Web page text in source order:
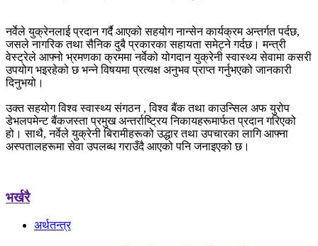
नर्वेले युक्रेनलाई प्रदान गर्दै आएको सहयोग नान्सेन कार्यक्रम अन्तर्गत पर्दछ,
जसले नागरिक तथा सैनिक दुबै प्रकारका सहायता समेट्ने गर्दछ। मन्त्री
वेस्ट्रेले आफ्नो भ्रमणका क्रममा नर्वेको योगदान युक्रेनी स्वास्थ्य सेवामा कसरी
उपयोग भइरहेको छ भन्ने विषयमा प्रत्यक्ष अनुभव प्राप्त गर्नुभएको जानकारी
दिनुभयो।
उक्त सहयोग विश्व स्वास्थ्य संगठन , विश्व बैंक तथा काउन्सिल अफ युरोप
डेभलपमेन्ट बैंकजस्ता प्रमुख अन्तर्राष्ट्रिय निकायहरूमार्फत प्रदान गरिएको
हो। साथै, नर्वेले युक्रेनी बिरामीहरूको उद्धार तथा उपचारका लागि आफ्ना
अस्पतालहरूमा सेवा उपलब्ध गराउँदै आएको पनि जनाइएको छ।
भर्खरै
अर्थतन्त्र